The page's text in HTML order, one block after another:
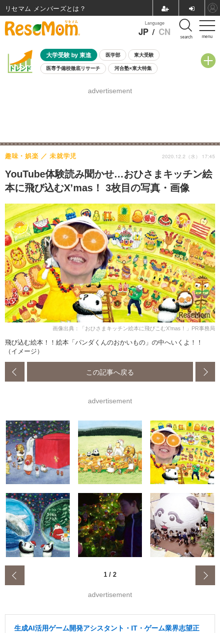
menu
Language
JP / CN search
大学受験 by 東進 医学部 東大受験
医専予備校徹底リサーチ 河合塾×東大特集
8月開催学校説明会・相談会
advertisement
YouTube体験読み聞かせ…おひさまキッチン絵
本に飛び込むX’mas！ 3枚目の写真・画像
趣味・娯楽 未就学児 2020.12.2（水） 17:45
画像出典：「おひさまキッチン絵本に飛びこむX’mas！」PR事務局
飛び込む絵本！！絵本「パンダくんのおかいもの」の中へいくよ！！
（イメージ）
この記事へ戻る
advertisement
1 / 2
advertisement
生成AI活用ゲーム開発アシスタント・IT・ゲーム業界志望正
リセマム メンバーズ